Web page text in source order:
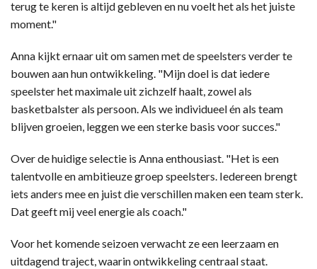
terug te keren is altijd gebleven en nu voelt het als het juiste
moment."
Anna kijkt ernaar uit om samen met de speelsters verder te
bouwen aan hun ontwikkeling. "Mijn doel is dat iedere
speelster het maximale uit zichzelf haalt, zowel als
basketbalster als persoon. Als we individueel én als team
blijven groeien, leggen we een sterke basis voor succes."
Over de huidige selectie is Anna enthousiast. "Het is een
talentvolle en ambitieuze groep speelsters. Iedereen brengt
iets anders mee en juist die verschillen maken een team sterk.
Dat geeft mij veel energie als coach."
Voor het komende seizoen verwacht ze een leerzaam en
uitdagend traject, waarin ontwikkeling centraal staat.